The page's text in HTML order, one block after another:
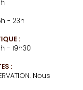
- 23h
:
- 19h30
:
Nous